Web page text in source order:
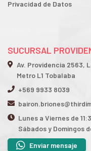
Privacidad de Datos
SUCURSAL
Av. Providencia 2563,
Metro L1 Tobalaba
+569 9933 8039
Lunes a Viernes de
Sábados y Domingos
Enviar mensaje